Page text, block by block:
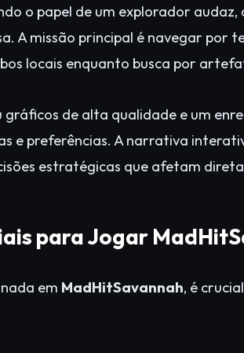
o papel de um explorador
A missão principal é navegar por
locais enquanto busca por
gráficos de alta qualidade e um
e preferências. A narrativa
estratégicas que afetam
para Jogar
em MadHitSavannah, é